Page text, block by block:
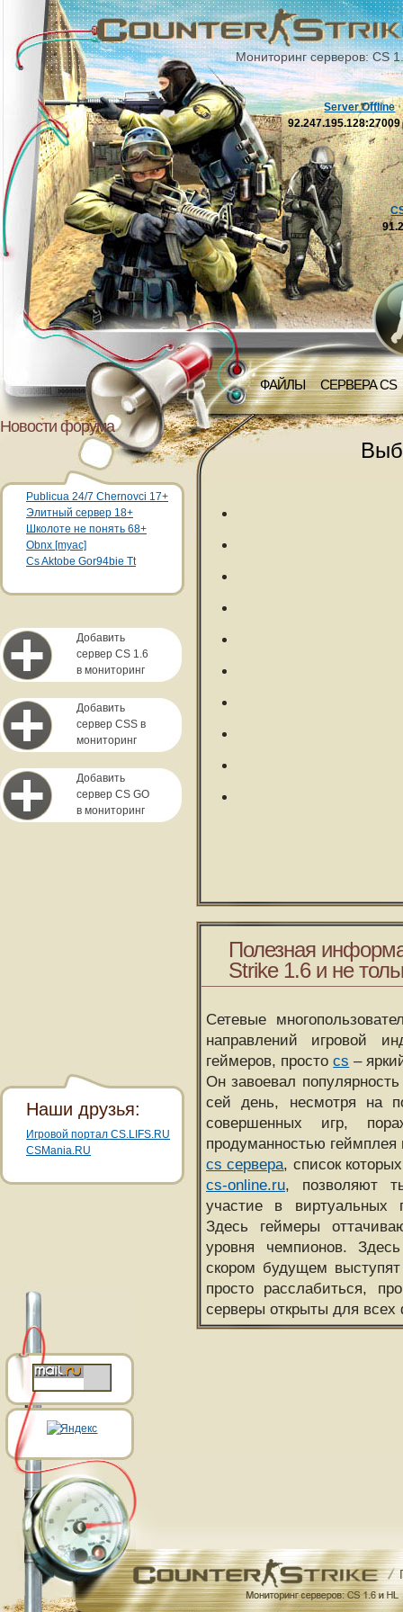
Мониторинг серверов: CS
ФАЙЛЫ СЕРВЕРА CS
Server Offline
92.247.195.128:27009
Новости форума
Publicua 24/7 Chernovci 17+
Элитный сервер 18+
Школоте не понять 68+
Obnx [myac]
Cs Aktobe Gor94bie Tt
Добавить
сервер CS 1.6
в мониторинг
Добавить
сервер CSS в
мониторинг
Добавить
сервер CS GO
в мониторинг
Полезная
Strike 1.6 и не
Сетевые
направлений игровой
геймеров, простоcs –
Он завоевал
сей день, несмотря на
совершенных игр,
продуманностью
cs сервера, список
cs-online.ru, позволяют
участие в виртуальных
Здесь геймеры
уровня чемпионов.
скором будущем
просто расслабиться,
серверы открыты для всех
Наши друзья:
Игровой портал CS.LIFS.RU
CSMania.RU